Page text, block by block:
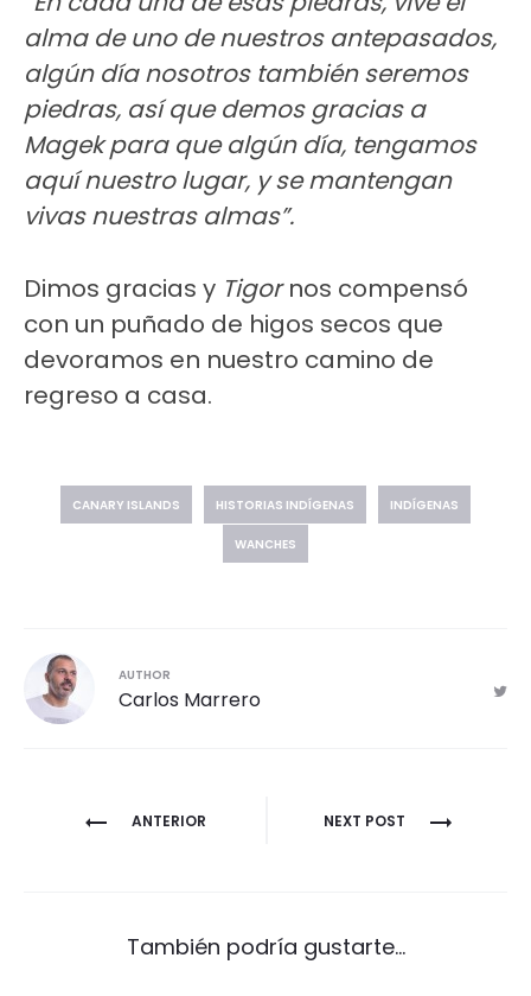
alma de uno de nuestros antepasados,
algún día nosotros también seremos
piedras, así que demos gracias a
Magek para que algún día, tengamos
aquí nuestro lugar, y se mantengan
vivas nuestras almas”.
Dimos gracias y Tigornos compensó
con un puñado de higos secos que
devoramos en nuestro camino de
regreso a casa.
CANARY ISLANDS HISTORIAS INDÍGENAS INDÍGENAS
WANCHES
AUTHOR
Carlos Marrero
Navegación
ANTERIOR NEXT POST
También podría gustarte...